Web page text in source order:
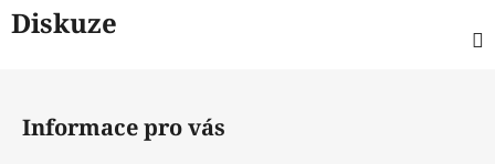
Diskuze
Informace pro vás